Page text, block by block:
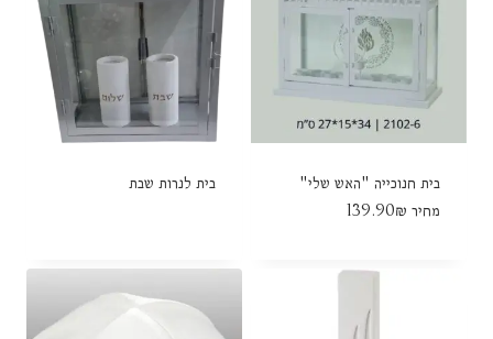
בית חנוכייה "האש שלי"
מחיר 139.90₪
בית לנרות שבת